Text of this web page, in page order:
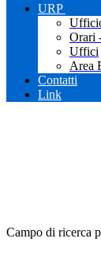
URP
Orari
Uffici
Area
Contatti
Link
Campo di ricerca